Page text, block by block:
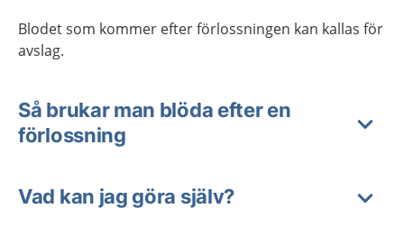
Blodet som kommer efter förlossningen kan kallas för
avslag.
Så brukar man blöda efter en
förlossning
Vad kan jag göra själv?